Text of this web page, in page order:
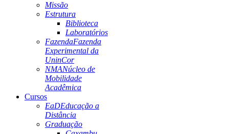
Missão
Estrutura
Biblioteca
Laboratórios
FazendaFazenda
Experimental da
UninCor
NMANúcleo de
Mobilidade
Acadêmica
Cursos
EaDEducação a
Distância
Graduação